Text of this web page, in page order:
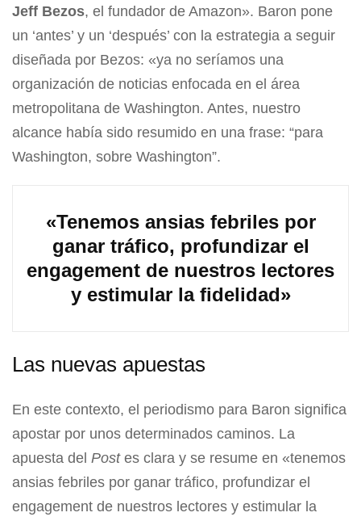
Jeff Bezos, el fundador de Amazon». Baron pone
un ‘antes’ y un ‘después’ con la estrategia a seguir
diseñada por Bezos: «ya no seríamos una
organización de noticias enfocada en el área
metropolitana de Washington. Antes, nuestro
alcance había sido resumido en una frase: “para
Washington, sobre Washington”.
«Tenemos ansias febriles por
ganar tráfico, profundizar el
engagement de nuestros lectores
y estimular la fidelidad»
Las nuevas apuestas
En este contexto, el periodismo para Baron significa
apostar por unos determinados caminos. La
apuesta del Postes clara y se resume en «tenemos
ansias febriles por ganar tráfico, profundizar el
engagement de nuestros lectores y estimular la